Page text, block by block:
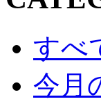
すべ
今月